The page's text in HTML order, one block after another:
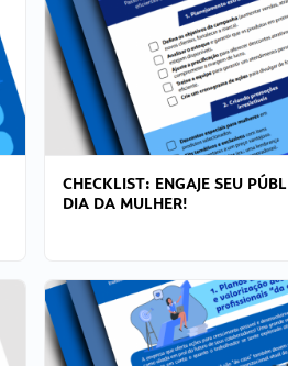
CHECKLIST: ENGAJE SEU
DIA DA MULHER!